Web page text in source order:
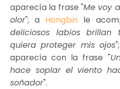
aparecía la frase "Me voy
olor"; a Hongbin le
deliciosos labios
quiera proteger mis ojos
aparecía con la frase "
hace soplar el viento
soñador".